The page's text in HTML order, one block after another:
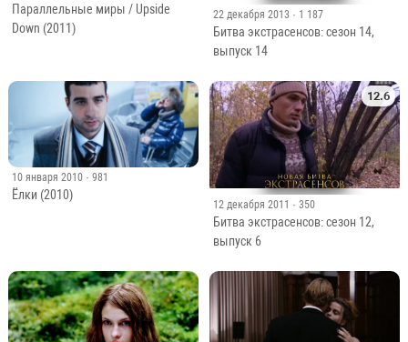
Параллельные миры / Upside
Down (2011)
22 декабря 2013 · 1 187
Битва экстрасенсов: сезон 14,
выпуск 14
10 января 2010 · 981
Ёлки (2010)
12.6
12 декабря 2011 · 350
Битва экстрасенсов: сезон 12,
выпуск 6